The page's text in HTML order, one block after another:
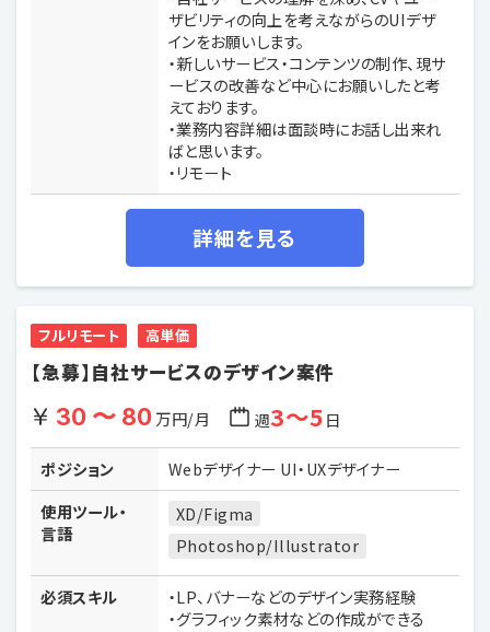
ザビリティの向上を考えながらのUIデザ
インをお願いします。
・新しいサービス・コンテンツの制作、現サ
ービスの改善など中心にお願いしたと考
えております。
・業務内容詳細は面談時にお話し出来れ
ばと思います。
・リモート
詳細を見る
フルリモート 高単価
【急募】自社サービスのデザイン案件
30 〜 80万円/月 週3〜5日
ポジション
Webデザイナー UI・UXデザイナー
使用ツール・
言語
XD/Figma
Photoshop/Illustrator
必須スキル
・LP、バナーなどのデザイン実務経験
・グラフィック素材などの作成ができる